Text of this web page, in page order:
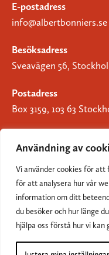
Användning av
Vi använder cookies för att
för att analysera hur vår
information om ditt
du besöker och hur länge
hjälpa oss förstå hur vi
E-postadress
info@albertbonniers.se
Besöksadress
Sveavägen 56,
Postadress
Box 3159, 103 63
Om